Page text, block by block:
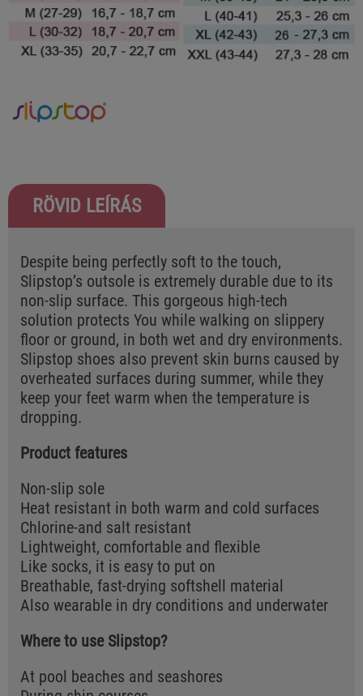
RÖVID LEÍRÁS
Despite being perfectly soft to the touch,
Slipstop’s outsole is extremely durable due to its
non-slip surface. This gorgeous high-tech
solution protects You while walking on slippery
floor or ground, in both wet and dry environments.
Slipstop shoes also prevent skin burns caused by
overheated surfaces during summer, while they
keep your feet warm when the temperature is
dropping.
Product features
Non-slip sole
Heat resistant in both warm and cold surfaces
Chlorine-and salt resistant
Lightweight, comfortable and flexible
Like socks, it is easy to put on
Breathable, fast-drying softshell material
Also wearable in dry conditions and underwater
Where to use Slipstop?
At pool beaches and seashores